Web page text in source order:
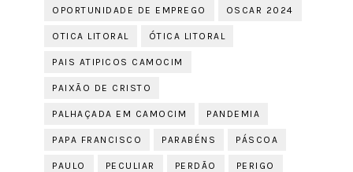
OPORTUNIDADE DE EMPREGO OSCAR 2024
OTICA LITORAL ÓTICA LITORAL
PAIS ATIPICOS CAMOCIM
PAIXÃO DE CRISTO
PALHAÇADA EM CAMOCIM PANDEMIA
PAPA FRANCISCO PARABÉNS PÁSCOA
PAULO PECULIAR PERDÃO PERIGO